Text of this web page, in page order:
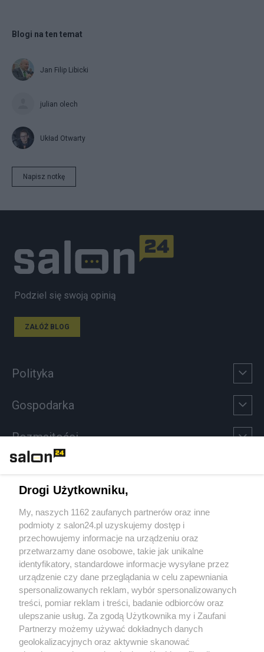
Blogi na ten temat
Jan Filip Libicki
julian olech
Układ Otwarty
Napisz notkę
Podziel się swoją opinią
ZAŁÓŻ BLOG
Polityka
Gospodarka
Rozmaitości
Sport
Społeczeństwo
Kultura
X Facebook Instagram Youtube
Drogi Użytkowniku,
My, naszych 1162 zaufanych partnerów oraz inne
podmioty z salon24.pl uzyskujemy dostęp i
przechowujemy informacje na urządzeniu oraz
przetwarzamy dane osobowe, takie jak unikalne
identyfikatory, standardowe informacje wysyłane przez
urządzenie czy dane przeglądania w celu zapewniania
spersonalizowanych reklam, wybór spersonalizowanych
treści, pomiar reklam i treści, badanie odbiorców oraz
ulepszanie usług. Za zgodą Użytkownika my i Zaufani
Partnerzy możemy używać dokładnych danych
geolokalizacyjnych oraz aktywnie skanować